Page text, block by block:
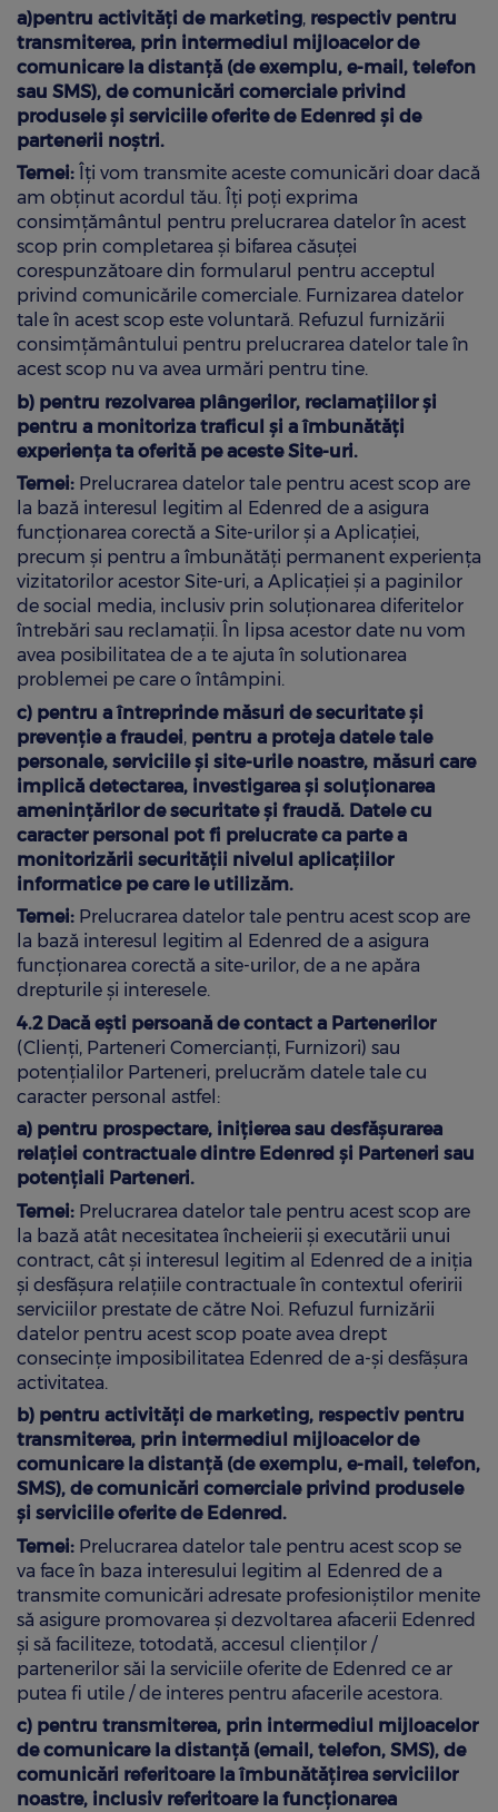
a)pentru activităţi de marketing, respectiv pentru
transmiterea, prin intermediul mijloacelor de
comunicare la distanţă (de exemplu, e-mail, telefon
sau SMS), de comunicări comerciale privind
produsele şi serviciile oferite de Edenred și de
partenerii noștri.
Temei: Îți vom transmite aceste comunicări doar dacă
am obținut acordul tău. Îți poți exprima
consimțământul pentru prelucrarea datelor în acest
scop prin completarea și bifarea căsuței
corespunzătoare din formularul pentru acceptul
privind comunicările comerciale. Furnizarea datelor
tale în acest scop este voluntară. Refuzul furnizării
consimțământului pentru prelucrarea datelor tale în
acest scop nu va avea urmări pentru tine.
b) pentru rezolvarea plângerilor, reclamaţiilor şi
pentru a monitoriza traficul și a îmbunătăţi
experiența ta oferită pe aceste Site-uri.
Temei: Prelucrarea datelor tale pentru acest scop are
la bază interesul legitim al Edenred de a asigura
funcționarea corectă a Site-urilor și a Aplicației,
precum și pentru a îmbunătăți permanent experiența
vizitatorilor acestor Site-uri, a Aplicației și a paginilor
de social media, inclusiv prin soluționarea diferitelor
întrebări sau reclamații. În lipsa acestor date nu vom
avea posibilitatea de a te ajuta în solutionarea
problemei pe care o întâmpini.
c) pentru a întreprinde măsuri de securitate și
prevenție a fraudei, pentru a proteja datele tale
personale, serviciile și site-urile noastre, măsuri care
implică detectarea, investigarea și soluționarea
amenințărilor de securitate și fraudă. Datele cu
caracter personal pot fi prelucrate ca parte a
monitorizării securității nivelul aplicațiilor
informatice pe care le utilizăm.
Temei: Prelucrarea datelor tale pentru acest scop are
la bază interesul legitim al Edenred de a asigura
funcționarea corectă a site-urilor, de a ne apăra
drepturile și interesele.
4.2 Dacă ești persoană de contact a Partenerilor
(Clienți, Parteneri Comercianți, Furnizori) sau
potențialilor Parteneri, prelucrăm datele tale cu
caracter personal astfel:
a) pentru prospectare, inițierea sau desfășurarea
relației contractuale dintre Edenred și Parteneri sau
potențiali Parteneri.
Temei: Prelucrarea datelor tale pentru acest scop are
la bază atât necesitatea încheierii și executării unui
contract, cât și interesul legitim al Edenred de a iniția
și desfășura relațiile contractuale în contextul oferirii
serviciilor prestate de către Noi. Refuzul furnizării
datelor pentru acest scop poate avea drept
consecințe imposibilitatea Edenred de a-și desfășura
activitatea.
b) pentru activităţi de marketing, respectiv pentru
transmiterea, prin intermediul mijloacelor de
comunicare la distanţă (de exemplu, e-mail, telefon,
SMS), de comunicări comerciale privind produsele
şi serviciile oferite de Edenred.
Temei: Prelucrarea datelor tale pentru acest scop se
va face în baza interesului legitim al Edenred de a
transmite comunicări adresate profesioniștilor menite
să asigure promovarea și dezvoltarea afacerii Edenred
şi să faciliteze, totodată, accesul clienților /
partenerilor săi la serviciile oferite de Edenred ce ar
putea fi utile / de interes pentru afacerile acestora.
c) pentru transmiterea, prin intermediul mijloacelor
de comunicare la distanță (email, telefon, SMS), de
comunicări referitoare la îmbunătățirea serviciilor
noastre, inclusiv referitoare la funcționarea